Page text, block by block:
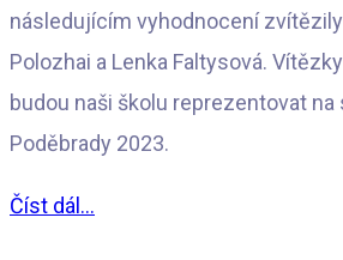
následujícím vyhodnocení
Polozhai a Lenka Faltysová.
budou naši školu reprezentovat
Poděbrady 2023.
Číst dál...